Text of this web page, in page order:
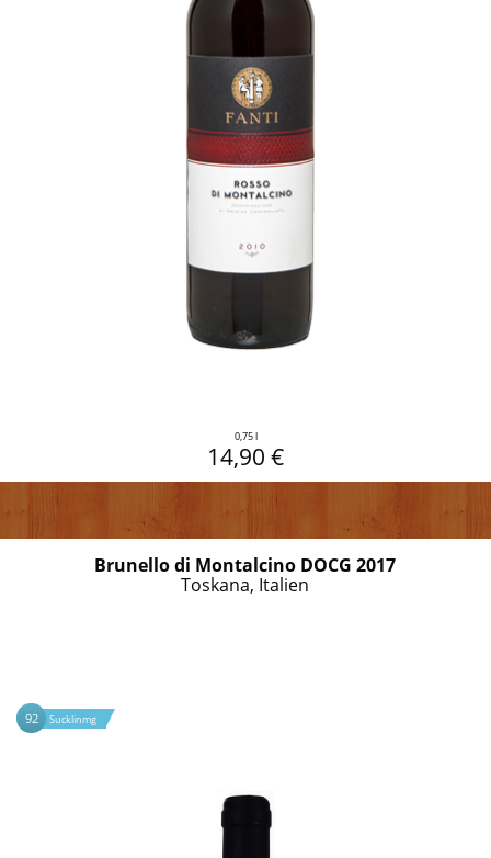
0,75 l
14,90 €
Brunello di Montalcino DOCG 2017
Toskana, Italien
92 Sucklinmg